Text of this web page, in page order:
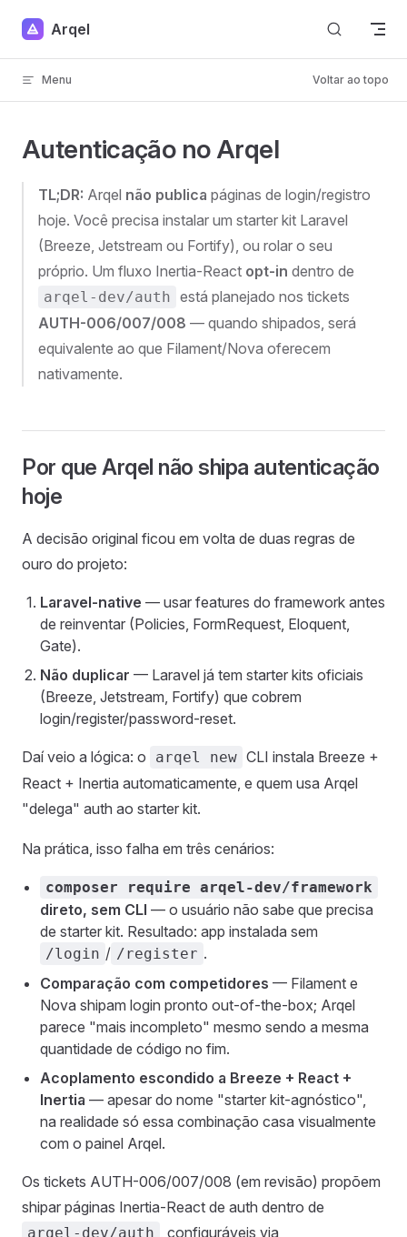
Skip to content
Arqel
Menu Voltar ao topo
Autenticação no Arqel
TL;DR: Arqel não publica páginas de login/registro
hoje. Você precisa instalar um starter kit Laravel
(Breeze, Jetstream ou Fortify), ou rolar o seu
próprio. Um fluxo Inertia-React opt-in dentro de
arqel-dev/auth está planejado nos tickets
AUTH-006/007/008 — quando shipados, será
equivalente ao que Filament/Nova oferecem
nativamente.
Por que Arqel não shipa autenticação
hoje
A decisão original ficou em volta de duas regras de
ouro do projeto:
Laravel-native — usar features do framework antes
de reinventar (Policies, FormRequest, Eloquent,
Gate).
Não duplicar — Laravel já tem starter kits oficiais
(Breeze, Jetstream, Fortify) que cobrem
login/register/password-reset.
Daí veio a lógica: o arqel new CLI instala Breeze +
React + Inertia automaticamente, e quem usa Arqel
"delega" auth ao starter kit.
Na prática, isso falha em três cenários:
composer require arqel-dev/framework
direto, sem CLI — o usuário não sabe que precisa
de starter kit. Resultado: app instalada sem
/login / /register .
Comparação com competidores — Filament e
Nova shipam login pronto out-of-the-box; Arqel
parece "mais incompleto" mesmo sendo a mesma
quantidade de código no fim.
Acoplamento escondido a Breeze + React +
Inertia — apesar do nome "starter kit-agnóstico",
na realidade só essa combinação casa visualmente
com o painel Arqel.
Os tickets AUTH-006/007/008 (em revisão) propõem
shipar páginas Inertia-React de auth dentro de
arqel-dev/auth , configuráveis via